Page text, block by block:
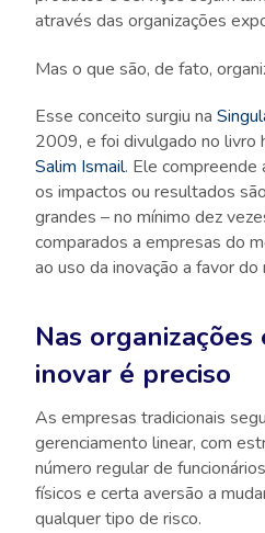
através das organizações
Mas o que são, de fato,
Esse conceito surgiu na
2009, e foi divulgado no livro
Salim Ismail. Ele compreende
os impactos ou resultados
grandes – no mínimo dez
comparados a empresas do
ao uso da inovação a favor do
Nas organizações
inovar é preciso
As empresas tradicionais
gerenciamento linear, com
número regular de
físicos e certa aversão a
qualquer tipo de risco.